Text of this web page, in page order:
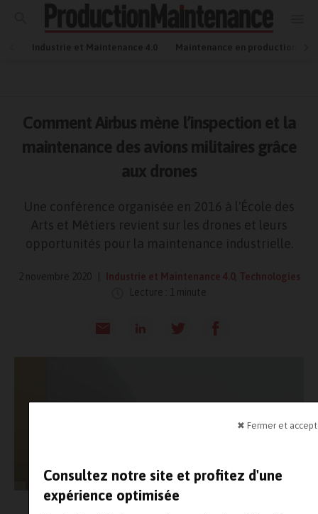
✖ Fermer et
Consultez notre site et profitez d'une
expérience optimisée
Industrie et Maintenance 4.0 Maintenance en production
Comment Airbus mène l’inspection et la
maintenance des avions militaires grâce
aux drones
Une conférence organisée en 2016 à l'École des
Arts et Métiers revient sur les drones et leurs
opportunités pour la maintenance industrielle.
2 novembre 2020 Industrie et Maintenance 4.0 Technologies
Lecture : 1 minute
Drones d'inspection sur l'A400M d'Airbus